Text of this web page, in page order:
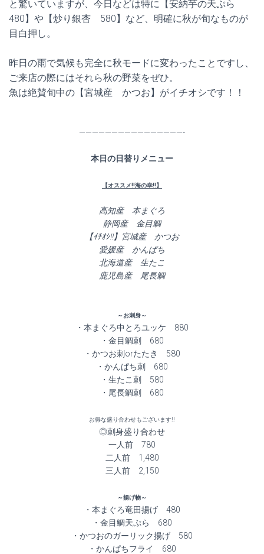
と驚いていますが、今日などは特に【安納芋の天ぷら
480】や【炒り銀杏 580】など、明確に秋が旬なものが
目白押し。
昨日の雨で気候も完全に秋モードに変わったことですし、
ご来店の際にはそれら秋の野菜をぜひ。
魚は絶賛旬中の【宮城産 かつお】がイチオシです！！
————————————————-
本日の日替りメニュー
【オススメ!!海の幸!!】
高知産 本まぐろ
静岡産 金目鯛
【ｲﾁｵｼ!!】宮城産 かつお
愛媛産 かんぱち
北海道産 生たこ
鹿児島産 尾長鯛
～お刺身～
・本まぐろ中とろユッケ 880
・金目鯛刺 680
・かつお刺orたたき 580
・かんぱち刺 680
・生たこ刺 580
・尾長鯛刺 680
お得な盛り合わせもございます!!
◎刺身盛り合わせ
一人前 780
二人前 1,480
三人前 2,150
～揚げ物～
・本まぐろ竜田揚げ 480
・金目鯛天ぷら 680
・かつおのガーリック揚げ 580
・かんぱちフライ 680